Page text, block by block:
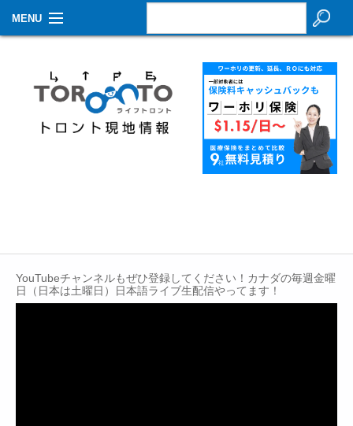
MENU
生活情報
その他
YouTubeチャンネルもぜひ登録してください！カナダの毎週金曜
日（日本は土曜日）日本語ライブ生配信やってます！